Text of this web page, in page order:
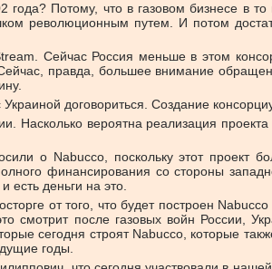
года? Потому, что в газовом бизнесе в
революционным путем. И потом
Сейчас Россия меньше в этом
правда, большее внимание
договориться. Создание
Насколько вероятна реализация
о Nabucco, поскольку этот проект
финансирования со стороны
есть деньги на это.
от того, что будет построен
смотрит после газовых войн России,
сегодня строят Nabucco, которые
годы.